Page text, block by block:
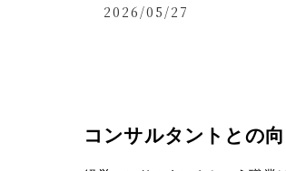
2026/05/27
コンサルタントとの